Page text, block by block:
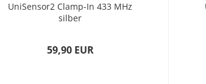
UniSensor2 Clamp-In 433 MHz
silber
59,90 EUR